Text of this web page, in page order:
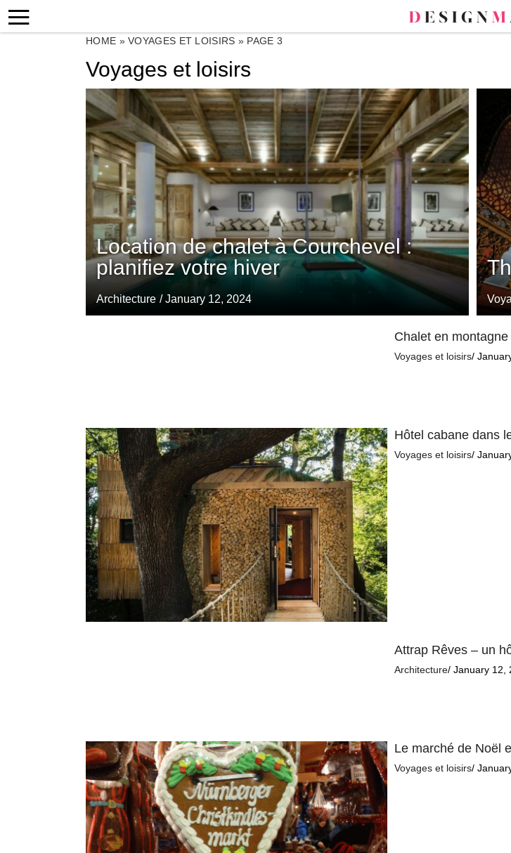
HOME »VOYAGES ET LOISIRS » PAGE 3
Voyages et loisirs
Location de chalet à Courchevel :
planifiez votre hiver
Architecture / January 12, 2024
Chalet en
Voyages et loisirs/
Hôtel cabane dans
Voyages et loisirs/
Attrap Rêves – un
Architecture/ January 12,
Le marché de Noël
Voyages et loisirs/